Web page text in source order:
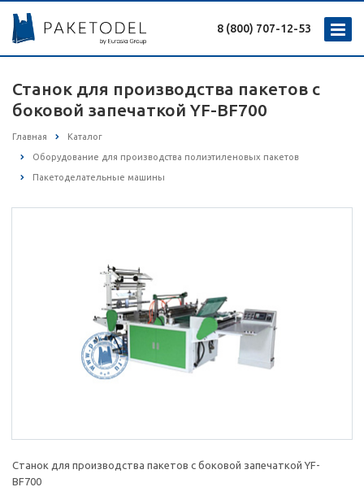
8 (800) 707-12-53
Станок для производства пакетов с
боковой запечаткой YF-BF700
Главная Каталог
Оборудование для производства полиэтиленовых пакетов
Пакетоделательные машины
Станок для производства пакетов с боковой запечаткой YF-
BF700